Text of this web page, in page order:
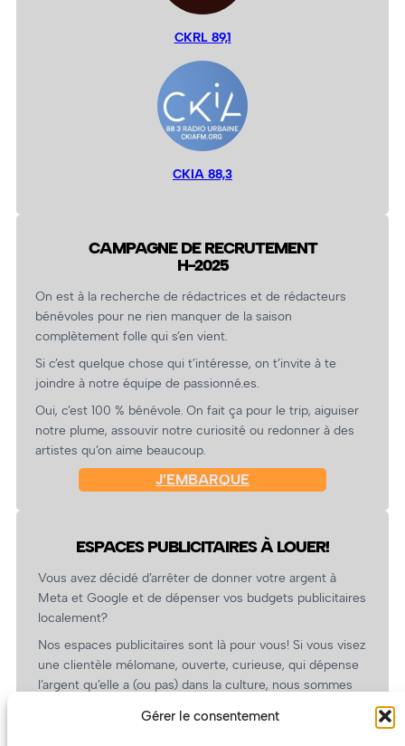
Gérer le consentement
CKRL 89,1
CKIA 88,3
CAMPAGNE DE RECRUTEMENT
H-2025
On est à la recherche de rédactrices et de rédacteurs
bénévoles pour ne rien manquer de la saison
complètement folle qui s’en vient.
Si c’est quelque chose qui t’intéresse, on t’invite à te
joindre à notre équipe de passionné.es.
Oui, c’est 100 % bénévole. On fait ça pour le trip, aiguiser
notre plume, assouvir notre curiosité ou redonner à des
artistes qu’on aime beaucoup.
J’EMBARQUE
ESPACES PUBLICITAIRES À LOUER!
Vous avez décidé d’arrêter de donner votre argent à
Meta et Google et de dépenser vos budgets publicitaires
localement?
Nos espaces publicitaires sont là pour vous! Si vous visez
une clientèle mélomane, ouverte, curieuse, qui dépense
l’argent qu’elle a (ou pas) dans la culture, nous sommes